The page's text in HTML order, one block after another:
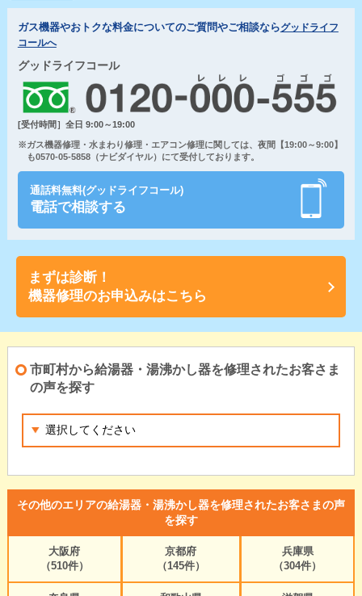
ガス機器やおトクな料金についてのご質問やご相談ならグッドライフ
コールへ
グッドライフコール
[受付時間］全日 9:00～19:00
※ガス機器修理・水まわり修理・エアコン修理に関しては、夜間【19:00～9:00】
も0570-05-5858（ナビダイヤル）にて受付しております。
通話料無料(グッドライフコール)
電話で相談する
まずは診断！
機器修理のお申込みはこちら
市町村から給湯器・湯沸かし器を修理されたお客さま
の声を探す
その他のエリアの給湯器・湯沸かし器を修理されたお客さまの声
を探す
大阪府
（510件）
京都府
（145件）
兵庫県
（304件）